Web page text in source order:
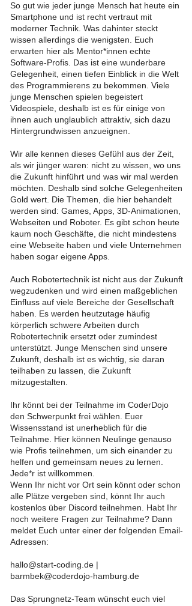
So gut wie jeder junge Mensch hat heute ein
Smartphone und ist recht vertraut mit
moderner Technik. Was dahinter steckt
wissen allerdings die wenigsten. Euch
erwarten hier als Mentor*innen echte
Software-Profis. Das ist eine wunderbare
Gelegenheit, einen tiefen Einblick in die Welt
des Programmierens zu bekommen. Viele
junge Menschen spielen begeistert
Videospiele, deshalb ist es für einige von
ihnen auch unglaublich attraktiv, sich dazu
Hintergrundwissen anzueignen.
Wir alle kennen dieses Gefühl aus der Zeit,
als wir jünger waren: nicht zu wissen, wo uns
die Zukunft hinführt und was wir mal werden
möchten. Deshalb sind solche Gelegenheiten
Gold wert. Die Themen, die hier behandelt
werden sind: Games, Apps, 3D-Animationen,
Webseiten und Roboter. Es gibt schon heute
kaum noch Geschäfte, die nicht mindestens
eine Webseite haben und viele Unternehmen
haben sogar eigene Apps.
Auch Robotertechnik ist nicht aus der Zukunft
wegzudenken und wird einen maßgeblichen
Einfluss auf viele Bereiche der Gesellschaft
haben. Es werden heutzutage häufig
körperlich schwere Arbeiten durch
Robotertechnik ersetzt oder zumindest
unterstützt. Junge Menschen sind unsere
Zukunft, deshalb ist es wichtig, sie daran
teilhaben zu lassen, die Zukunft
mitzugestalten.
Ihr könnt bei der Teilnahme im CoderDojo
den Schwerpunkt frei wählen. Euer
Wissensstand ist unerheblich für die
Teilnahme. Hier können Neulinge genauso
wie Profis teilnehmen, um sich einander zu
helfen und gemeinsam neues zu lernen.
Jede*r ist willkommen.
Wenn Ihr nicht vor Ort sein könnt oder schon
alle Plätze vergeben sind, könnt Ihr auch
kostenlos über Discord teilnehmen. Habt Ihr
noch weitere Fragen zur Teilnahme? Dann
meldet Euch unter einer der folgenden Email-
Adressen:
hallo@start-coding.de |
barmbek@coderdojo-hamburg.de
Das Sprungnetz-Team wünscht euch viel